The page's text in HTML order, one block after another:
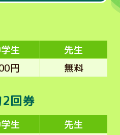
生
先生
円 無料
回券
生 先生